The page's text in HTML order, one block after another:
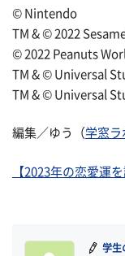
© Nintendo
TM & © 2022
© 2022 Peanuts
TM & © Universal
TM & © Universal
編集／ゆう（ 学窓ラ
【2023年の恋愛運
学生